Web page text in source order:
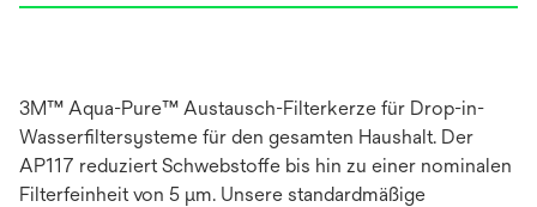
3M™ Aqua-Pure™ Austausch-Filterkerze für Drop-in-
Wasserfiltersysteme für den gesamten Haushalt. Der
AP117 reduziert Schwebstoffe bis hin zu einer nominalen
Filterfeinheit von 5 μm. Unsere standardmäßige